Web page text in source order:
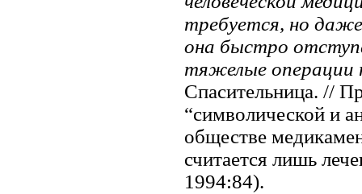
требуется, но даже
она быстро
тяжелые операции
Спасительница. //
“символической и
обществе
считается лишь
1994:84).